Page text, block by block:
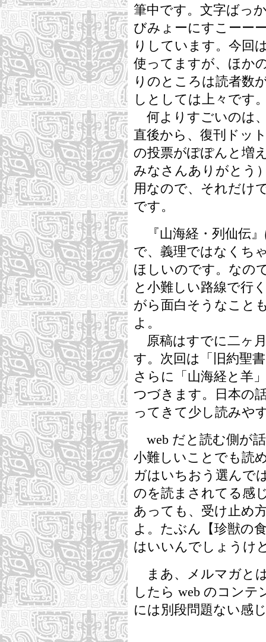
筆中です。文字ばっ
びみょーにすこーー
りしています。今回
使ってますが、ほか
りのところは読者数
しとしては上々です
何よりすごいのは
直後から、復刊ドッ
の投票がぽぽんと増
みなさんありがとう
用なので、それだけ
です。
『山海経・列仙伝
で、義理ではなくち
ほしいのです。なの
と小難しい路線で行
がら面白そうなこと
よ。
原稿はすでに二ヶ
す。次回は「旧約聖
さらに「山海経と羊
つづきます。日本の
ってきて少し読みや
web だと読む側が
小難しいことでも読
ガはいちおう選んで
のを読まされてる感
あっても、受け止め
よ。たぶん【珍獣の
はいいんでしょうけ
まあ、メルマガと
したら web のコン
には別段問題ない感